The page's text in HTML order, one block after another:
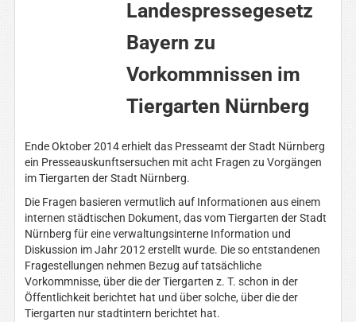
Landespressegesetz
Bayern zu
Vorkommnissen im
Tiergarten Nürnberg
Ende Oktober 2014 erhielt das Presseamt der Stadt Nürnberg
ein Presseauskunftsersuchen mit acht Fragen zu Vorgängen
im Tiergarten der Stadt Nürnberg.
Die Fragen basieren vermutlich auf Informationen aus einem
internen städtischen Dokument, das vom Tiergarten der Stadt
Nürnberg für eine verwaltungsinterne Information und
Diskussion im Jahr 2012 erstellt wurde. Die so entstandenen
Fragestellungen nehmen Bezug auf tatsächliche
Vorkommnisse, über die der Tiergarten z. T. schon in der
Öffentlichkeit berichtet hat und über solche, über die der
Tiergarten nur stadtintern berichtet hat.